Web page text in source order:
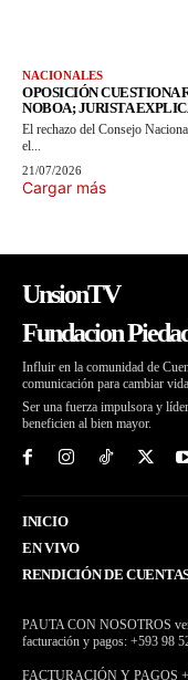
NACIONALES
OPOSICIÓN CUESTIONA
NOBOA; JURISTA
El rechazo del Consejo
el...
21/07/2026
Cargar más
UnsionTV
Fundacion
Influir en la comunidad de
comunicación para cambiar
Ser una fuerza impulsora y
beneficien al bien mayor.
INICIO
EN VIVO
RENDICIÓN DE
PAUTA CON NOSOTROS
facturación y pagos: +593 98
FACTURACIÓN Y PAGOS